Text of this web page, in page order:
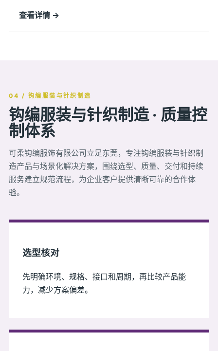
查看详情 →
04 / 钩编服装与针织制造
钩编服装与针织制造 · 质量控
制体系
可柔钩编服饰有限公司立足东莞，专注钩编服装与针织制
造产品与场景化解决方案，围绕选型、质量、交付和持续
服务建立规范流程，为企业客户提供清晰可靠的合作体
验。
选型核对
先明确环境、规格、接口和周期，再比较产品能
力，减少方案偏差。